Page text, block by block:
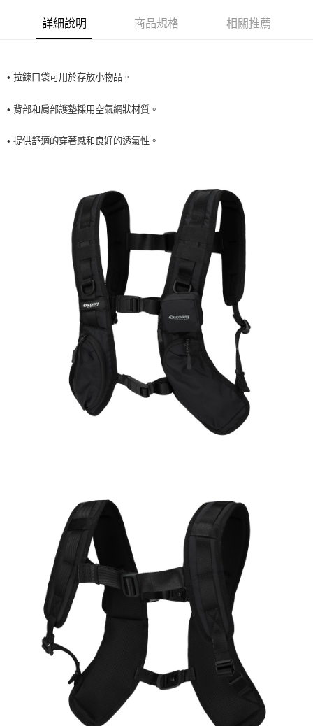
全家取貨<未取貨列黑名單/不支援離島取退>
7-11取貨付款<未取貨列黑名單/不支援離島取退>
7-11取貨<未取貨列黑名單/不支援離島取退>
每筆NT$60，滿NT$990(含以上)免運費
詳細說明 商品規格 相關推薦
• 拉鍊口袋可用於存放小物品。
• 背部和肩部護墊採用空氣網狀材質。
• 提供舒適的穿著感和良好的透氣性。